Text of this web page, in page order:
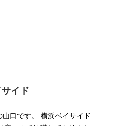
イド
口です。 横浜ベイサイド